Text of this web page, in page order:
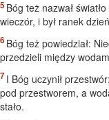
Bóg też nazwał
wieczór, i był ranek
Bóg też powiedział:
przedzieli między
I Bóg uczynił
pod przestworem, a
stało.